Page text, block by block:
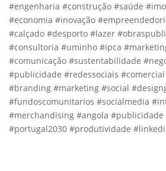
#engenharia #construção #saúde
#economia #inovação
#calçado #desporto #lazer
#consultoria #uminho #ipca
#comunicação #sustentabilidade
#publicidade #redessociais
#branding #marketing #social
#fundoscomunitarios #socialmedia
#merchandising #angola
#portugal2030 #produtividade